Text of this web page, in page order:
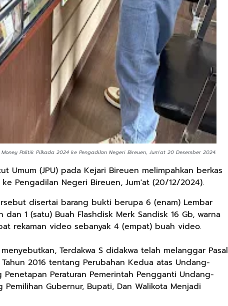
Politik Pilkada 2024 ke Pengadilan Negeri Bireuen, Jum'at 20 Desember 2024.
Umum (JPU) pada Kejari Bireuen melimpahkan berkas
ke Pengadilan Negeri Bireuen, Jum'at (20/12/2024).
disertai barang bukti berupa 6 (enam) Lembar
1 (satu) Buah Flashdisk Merk Sandisk 16 Gb, warna
rekaman video sebanyak 4 (empat) buah video.
Terdakwa S didakwa telah melanggar Pasal
2016 tentang Perubahan Kedua atas Undang-
Penetapan Peraturan Pemerintah Pengganti Undang-
Pemilihan Gubernur, Bupati, Dan Walikota Menjadi